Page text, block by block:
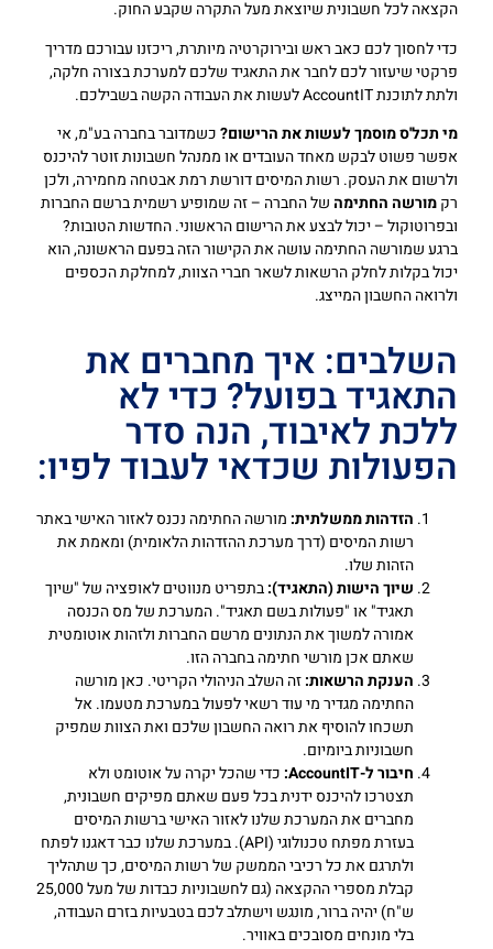
הקצאה לכל חשבונית שיוצאת מעל התקרה שקבע החוק.
כדי לחסוך לכם כאב ראש ובירוקרטיה מיותרת, ריכזנו עבורכם מדריך
פרקטי שיעזור לכם לחבר את התאגיד שלכם למערכת בצורה חלקה,
ולתת לתוכנת AccountIT לעשות את העבודה הקשה בשבילכם.
מי תכל'ס מוסמך לעשות את הרישום?כשמדובר בחברה בע"מ, אי
אפשר פשוט לבקש מאחד העובדים או ממנהל חשבונות זוטר להיכנס
ולרשום את העסק. רשות המיסים דורשת רמת אבטחה מחמירה, ולכן
רקמורשה החתימה של החברה – זה שמופיע רשמית ברשם החברות
ובפרוטוקול – יכול לבצע את הרישום הראשוני. החדשות הטובות?
ברגע שמורשה החתימה עושה את הקישור הזה בפעם הראשונה, הוא
יכול בקלות לחלק הרשאות לשאר חברי הצוות, למחלקת הכספים
ולרואה החשבון המייצג.
השלבים: איך מחברים את
התאגיד בפועל? כדי לא
ללכת לאיבוד, הנה סדר
הפעולות שכדאי לעבוד לפיו:
הזדהות ממשלתית: מורשה החתימה נכנס לאזור האישי באתר
רשות המיסים (דרך מערכת ההזדהות הלאומית) ומאמת את
הזהות שלו.
שיוך הישות (התאגיד):בתפריט מנווטים לאופציה של "שיוך
תאגיד" או "פעולות בשם תאגיד". המערכת של מס הכנסה
אמורה למשוך את הנתונים מרשם החברות ולזהות אוטומטית
שאתם אכן מורשי חתימה בחברה הזו.
הענקת הרשאות:זה השלב הניהולי הקריטי. כאן מורשה
החתימה מגדיר מי עוד רשאי לפעול במערכת מטעמו. אל
תשכחו להוסיף את רואה החשבון שלכם ואת הצוות שמפיק
חשבוניות ביומיום.
חיבור ל-AccountIT:
כדי שהכל יקרה על אוטומט ולא
תצטרכו להיכנס ידנית בכל פעם שאתם מפיקים חשבונית,
מחברים את המערכת שלנו לאזור האישי ברשות המיסים
בעזרת מפתח טכנולוגי (API). במערכת שלנו כבר דאגנו לפתח
ולתרגם את כל רכיבי הממשק של רשות המיסים, כך שתהליך
קבלת מספרי ההקצאה (גם לחשבוניות כבדות של מעל 25,000
ש"ח) יהיה ברור, מונגש וישתלב לכם בטבעיות בזרם העבודה,
בלי מונחים מסובכים באוויר.